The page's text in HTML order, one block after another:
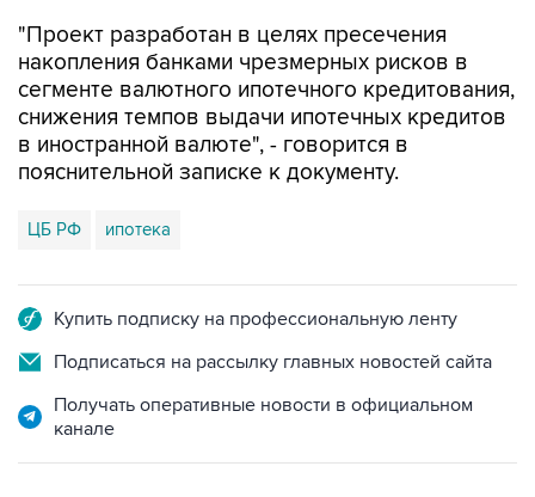
"Проект разработан в целях пресечения
накопления банками чрезмерных рисков в
сегменте валютного ипотечного кредитования,
снижения темпов выдачи ипотечных кредитов
в иностранной валюте", - говорится в
пояснительной записке к документу.
ЦБ РФ ипотека
Купить подписку на профессиональную ленту
Подписаться на рассылку главных новостей сайта
Получать оперативные новости в официальном
канале